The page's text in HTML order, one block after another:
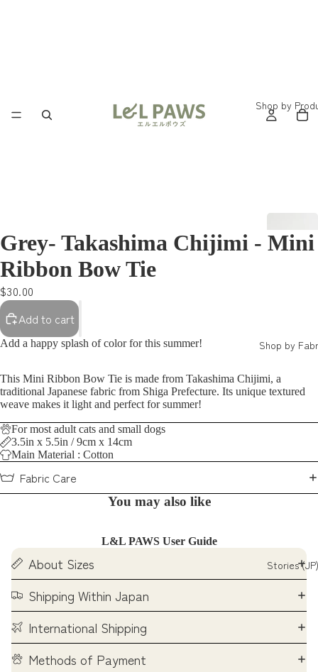
Shop by
Shop by
Stories (JP)
Grey- Takashima Chijimi - Mini
Ribbon Bow Tie
$30.00
Add to cart
Add a happy splash of color for this summer!
This Mini Ribbon Bow Tie is made from Takashima Chijimi, a
traditional Japanese fabric from Shiga Prefecture. Its unique textured
weave makes it light and perfect for summer!
For most adult cats and small dogs
3.5in x 5.5in / 9cm x 14cm
Main Material : Cotton
Fabric Care
You may also like
L&L PAWS User Guide
About Sizes
Shipping Within Japan
International Shipping
Methods of Payment